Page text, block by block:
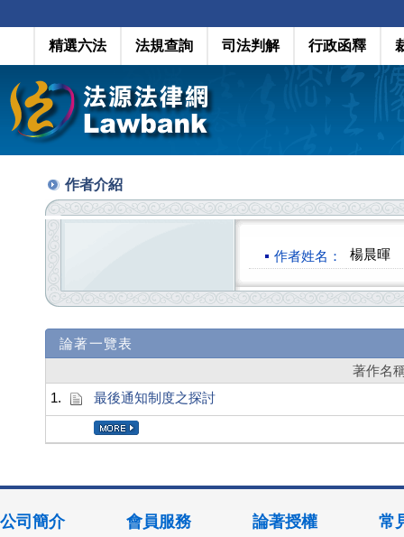
精選六法 法規查詢 司法判解 行政函釋
作者介紹
作者姓名： 楊晨暉
論著一覽表
著作名
1.
最後通知制度之探討
公司簡介 會員服務 論著授權 常